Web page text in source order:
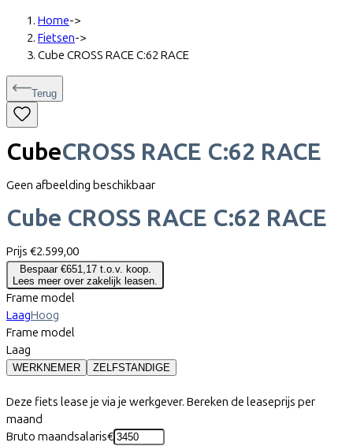
Home->
Fietsen->
Cube CROSS RACE C:62 RACE
Terug
CubeCROSS RACE C:62 RACE
Geen afbeelding beschikbaar
Cube CROSS RACE C:62 RACE
Prijs €2.599,00
Bespaar €651,17 t.o.v. koop.
Lees meer over zakelijk leasen.
Frame model
LaagHoog
Frame model
Laag
WERKNEMER ZELFSTANDIGE
Deze fiets lease je via je werkgever. Bereken de leaseprijs per
maand
Bruto maandsalaris€